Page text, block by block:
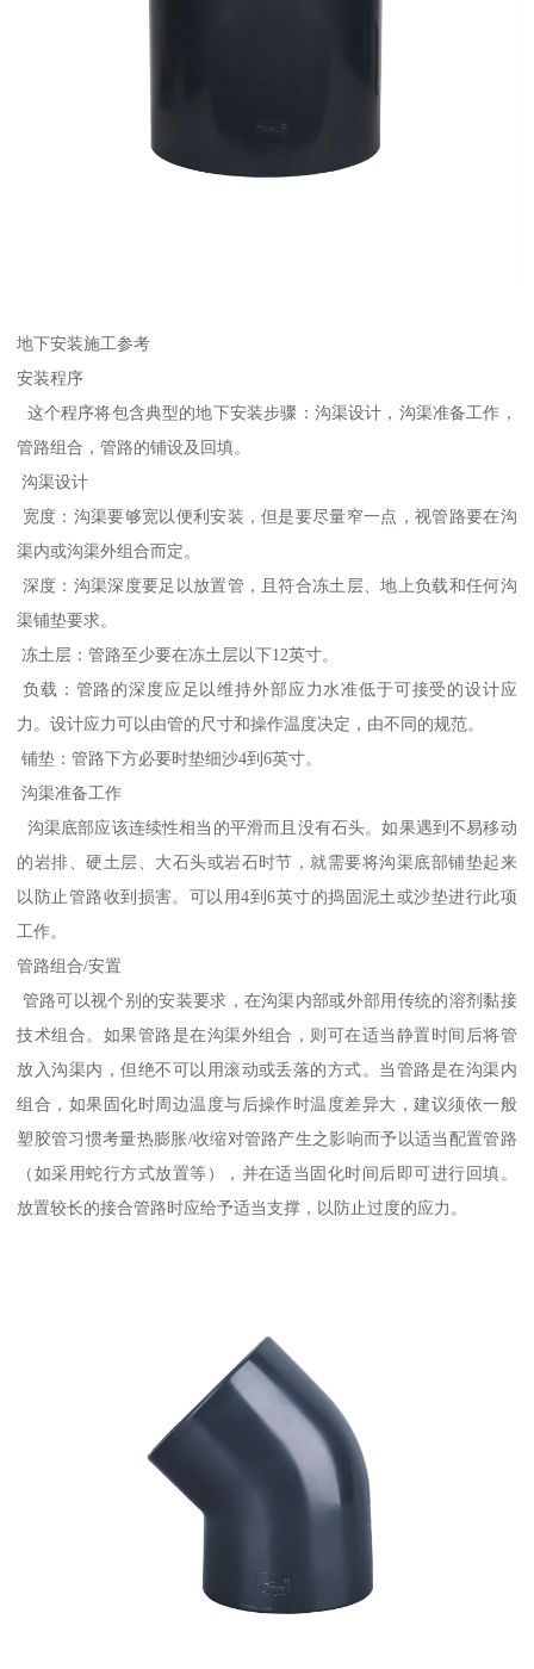
地下安装施工参考
安装程序
这个程序将包含典型的地下安装步骤：沟渠设计，沟渠准备工作，
管路组合，管路的铺设及回填。
沟渠设计
宽度：沟渠要够宽以便利安装，但是要尽量窄一点，视管路要在沟
渠内或沟渠外组合而定。
深度：沟渠深度要足以放置管，且符合冻土层、地上负载和任何沟
渠铺垫要求。
冻土层：管路至少要在冻土层以下12英寸。
负载：管路的深度应足以维持外部应力水准低于可接受的设计应
力。设计应力可以由管的尺寸和操作温度决定，由不同的规范。
铺垫：管路下方必要时垫细沙4到6英寸。
沟渠准备工作
沟渠底部应该连续性相当的平滑而且没有石头。如果遇到不易移动
的岩排、硬土层、大石头或岩石时节，就需要将沟渠底部铺垫起来
以防止管路收到损害。可以用4到6英寸的捣固泥土或沙垫进行此项
工作。
管路组合/安置
管路可以视个别的安装要求，在沟渠内部或外部用传统的溶剂黏接
技术组合。如果管路是在沟渠外组合，则可在适当静置时间后将管
放入沟渠内，但绝不可以用滚动或丢落的方式。当管路是在沟渠内
组合，如果固化时周边温度与后操作时温度差异大，建议须依一般
塑胶管习惯考量热膨胀/收缩对管路产生之影响而予以适当配置管路
（如采用蛇行方式放置等），并在适当固化时间后即可进行回填。
放置较长的接合管路时应给予适当支撑，以防止过度的应力。